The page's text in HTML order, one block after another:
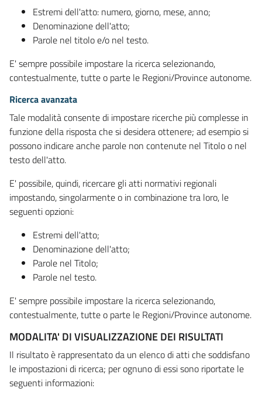
Estremi dell'atto: numero, giorno, mese, anno;
Denominazione dell'atto;
Parole nel titolo e/o nel testo.
E' sempre possibile impostare la ricerca selezionando,
contestualmente, tutte o parte le Regioni/Province autonome.
Ricerca avanzata
Tale modalità consente di impostare ricerche più complesse in
funzione della risposta che si desidera ottenere; ad esempio si
possono indicare anche parole non contenute nel Titolo o nel
testo dell'atto.
E' possibile, quindi, ricercare gli atti normativi regionali
impostando, singolarmente o in combinazione tra loro, le
seguenti opzioni:
Estremi dell'atto;
Denominazione dell'atto;
Parole nel Titolo;
Parole nel testo.
E' sempre possibile impostare la ricerca selezionando,
contestualmente, tutte o parte le Regioni/Province autonome.
MODALITA' DI VISUALIZZAZIONE DEI RISULTATI
Il risultato è rappresentato da un elenco di atti che soddisfano
le impostazioni di ricerca; per ognuno di essi sono riportate le
seguenti informazioni: